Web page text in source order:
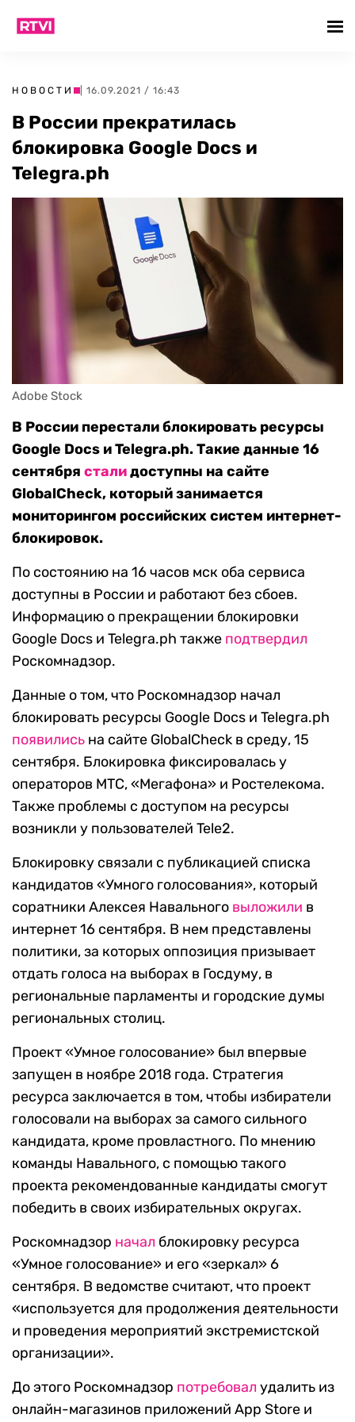
НОВОСТИ | 16.09.2021 / 16:43
В России прекратилась
блокировка Google Docs и
Telegra.ph
Adobe Stock
В России перестали блокировать ресурсы
Google Docs и Telegra.ph. Такие данные 16
сентября сталидоступны на сайте
GlobalCheck, который занимается
мониторингом российских систем интернет-
блокировок.
По состоянию на 16 часов мск оба сервиса
доступны в России и работают без сбоев.
Информацию о прекращении блокировки
Google Docs и Telegra.ph также подтвердил
Роскомнадзор.
Данные о том, что Роскомнадзор начал
блокировать ресурсы Google Docs и Telegra.ph
появились на сайте GlobalCheck в среду, 15
сентября. Блокировка фиксировалась у
операторов МТС, «Мегафона» и Ростелекома.
Также проблемы с доступом на ресурсы
возникли у пользователей Tele2.
Блокировку связали с публикацией списка
кандидатов «Умного голосования», который
соратники Алексея Навального выложили в
интернет 16 сентября. В нем представлены
политики, за которых оппозиция призывает
отдать голоса на выборах в Госдуму, в
региональные парламенты и городские думы
региональных столиц.
Проект «Умное голосование» был впервые
запущен в ноябре 2018 года. Стратегия
ресурса заключается в том, чтобы избиратели
голосовали на выборах за самого сильного
кандидата, кроме провластного. По мнению
команды Навального, с помощью такого
проекта рекомендованные кандидаты смогут
победить в своих избирательных округах.
Роскомнадзор начал блокировку ресурса
«Умное голосование» и его «зеркал» 6
сентября. В ведомстве считают, что проект
«используется для продолжения деятельности
и проведения мероприятий экстремистской
организации».
До этого Роскомнадзор потребовал удалить из
онлайн-магазинов приложений App Store и